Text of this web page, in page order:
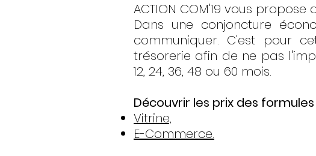
ACTION COM'19 vous
Dans une conjoncture
communiquer. C'est pour
trésorerie afin de ne pas
12, 24, 36, 48 ou 60 mois.
Découvrir les prix des
Vitrine,
E-Commerce.